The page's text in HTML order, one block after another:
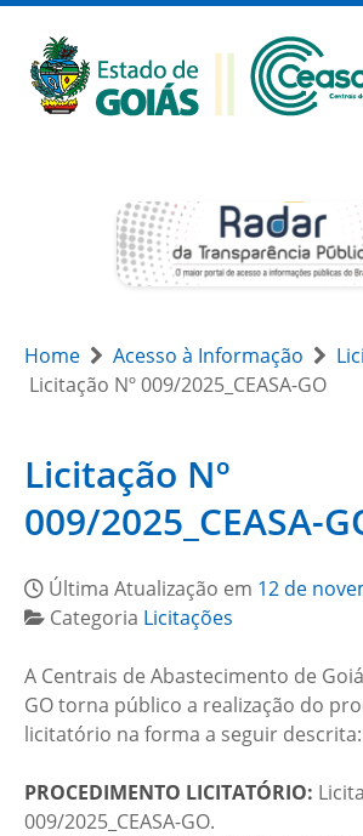
Home Acesso à Informação
Licitação Nº 009/2025_CEASA-GO
Licitação Nº
009/2025_CEASA-
Última Atualização em 12 de
Categoria Licitações
A Centrais de Abastecimento de
GO torna público a realização do
licitatório na forma a seguir descrita:
PROCEDIMENTO LICITATÓRIO:
009/2025_CEASA-GO.